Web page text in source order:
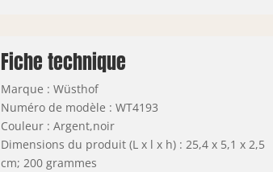
Fiche technique
Marque : Wüsthof
Numéro de modèle : WT4193
Couleur : Argent,noir
Dimensions du produit (L x l x h) : 25,4 x 5,1 x 2,5
cm; 200 grammes